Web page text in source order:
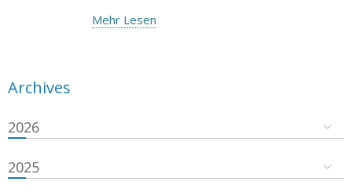
Mehr Lesen
Archives
2026
2025